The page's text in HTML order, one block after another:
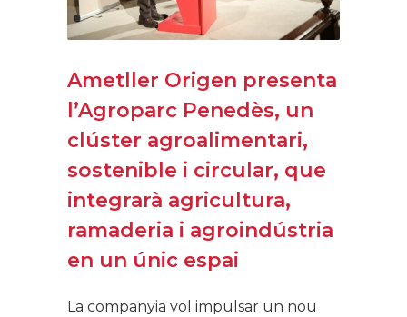
Ametller Origen presenta
l’Agroparc Penedès, un
clúster agroalimentari,
sostenible i circular, que
integrarà agricultura,
ramaderia i agroindústria
en un únic espai
La companyia vol impulsar un nou